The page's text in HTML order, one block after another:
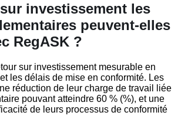
investissement les
peuvent-elles
RegASK ?
sur investissement mesurable en
les délais de mise en conformité. Les
réduction de leur charge de travail liée
pouvant atteindre 60 % (%), et une
de leurs processus de conformité